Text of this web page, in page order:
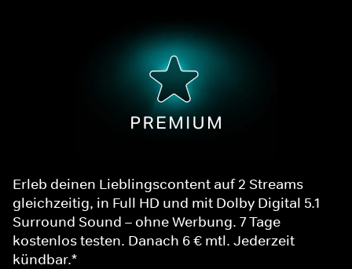
Erleb deinen Lieblingscontent auf 2 Streams
gleichzeitig, in Full HD und mit Dolby Digital 5.1
Surround Sound – ohne Werbung. 7 Tage
kostenlos testen. Danach 6 € mtl. Jederzeit
kündbar.*